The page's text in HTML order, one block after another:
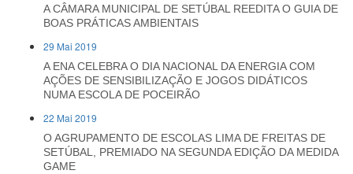
A CÂMARA MUNICIPAL DE SETÚBAL REEDITA O GUIA DE
BOAS PRÁTICAS AMBIENTAIS
29 Mai 2019
A ENA CELEBRA O DIA NACIONAL DA ENERGIA COM
AÇÕES DE SENSIBILIZAÇÃO E JOGOS DIDÁTICOS
NUMA ESCOLA DE POCEIRÃO
22 Mai 2019
O AGRUPAMENTO DE ESCOLAS LIMA DE FREITAS DE
SETÚBAL, PREMIADO NA SEGUNDA EDIÇÃO DA MEDIDA
GAME